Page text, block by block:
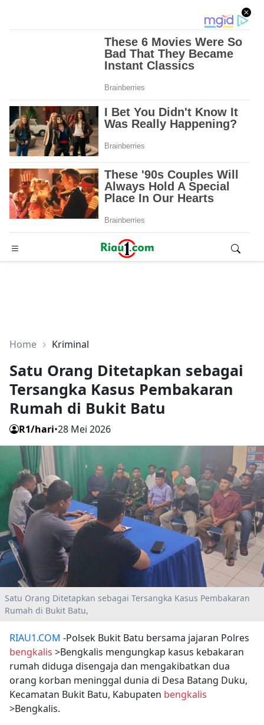
Advertisement
Home Kriminal
Satu Orang Ditetapkan sebagai
Tersangka Kasus Pembakaran
Rumah di Bukit Batu
R1/hari•28 Mei 2026
Satu Orang Ditetapkan sebagai Tersangka Kasus Pembakaran
Rumah di Bukit Batu,
RIAU1.COM -Polsek Bukit Batu bersama jajaran Polres
bengkalis >Bengkalis mengungkap kasus kebakaran
rumah diduga disengaja dan mengakibatkan dua
orang korban meninggal dunia di Desa Batang Duku,
Kecamatan Bukit Batu, Kabupaten bengkalis
>Bengkalis.